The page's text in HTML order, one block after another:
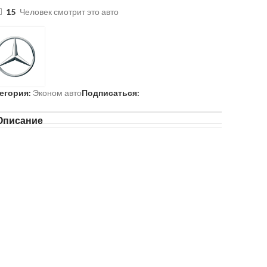
15 Человек смотрит это авто
Эконом автоПодписаться: